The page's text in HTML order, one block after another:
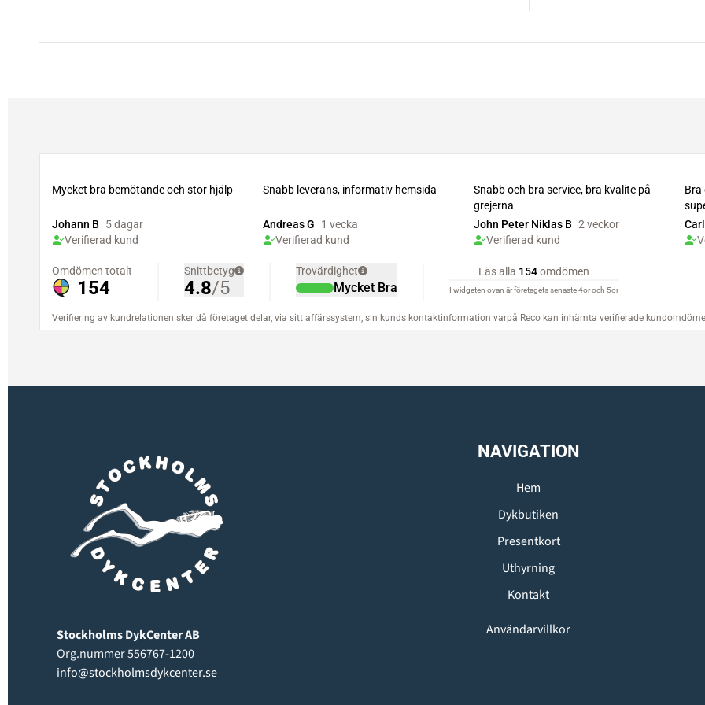
Stockholms DykCenter AB
Org.nummer 556767-1200
info@stockholmsdykcenter.se
NAVIGATION
Hem
Dykbutiken
Presentkort
Uthyrning
Kontakt
Användarvillkor